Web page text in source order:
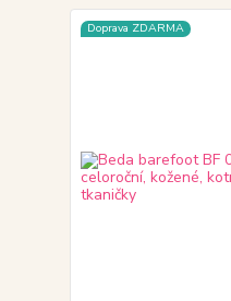
Doprava ZDARMA